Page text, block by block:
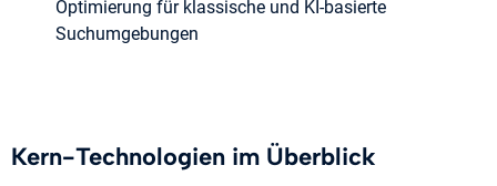
Optimierung für klassische und KI-basierte
Suchumgebungen
Kern-Technologien im Überblick